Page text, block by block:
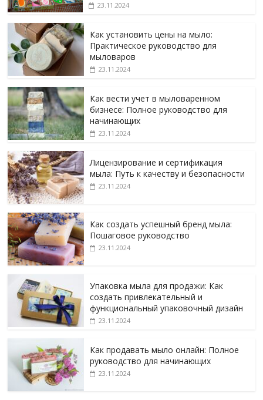
23.11.2024
Как установить цены на мыло:
Практическое руководство для
мыловаров
23.11.2024
Как вести учет в мыловаренном
бизнесе: Полное руководство для
начинающих
23.11.2024
Лицензирование и сертификация
мыла: Путь к качеству и безопасности
23.11.2024
Как создать успешный бренд мыла:
Пошаговое руководство
23.11.2024
Упаковка мыла для продажи: Как
создать привлекательный и
функциональный упаковочный дизайн
23.11.2024
Как продавать мыло онлайн: Полное
руководство для начинающих
23.11.2024